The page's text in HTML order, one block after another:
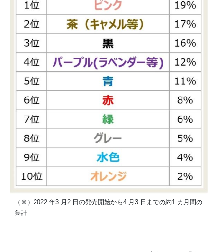
（※）2022 年3 月2 日の発売開始から4 月3 日までの約1 カ月間の
集計